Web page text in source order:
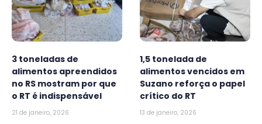
3 toneladas de
alimentos apreendidos
no RS mostram por que
o RT é indispensável
21 de janeiro, 2026
1,5 tonelada de
alimentos vencidos em
Suzano reforça o papel
crítico do RT
13 de janeiro, 2026